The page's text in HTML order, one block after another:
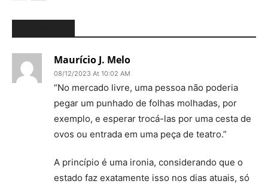
Maurício J. Melo
08/12/2023 At 10:02 AM
“No mercado livre, uma pessoa não poderia
pegar um punhado de folhas molhadas, por
exemplo, e esperar trocá-las por uma cesta de
ovos ou entrada em uma peça de teatro.”
A princípio é uma ironia, considerando que o
estado faz exatamente isso nos dias atuais, só